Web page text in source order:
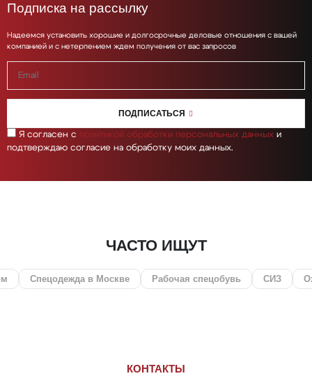
Подписка на рассылку
Надеемся установить хорошие и долгосрочные деловые отношения с вашей
компанией и с нетерпением ждем получения от вас запросов
ПОДПИСАТЬСЯ
Я согласен с политикой обработки персональных данныхи
подтверждаю согласие на обработку моих данных.
ЧАСТО ИЩУТ
в Москве Рабочая спецобувь СИЗ Охота и рыбалка
КОНТАКТЫ